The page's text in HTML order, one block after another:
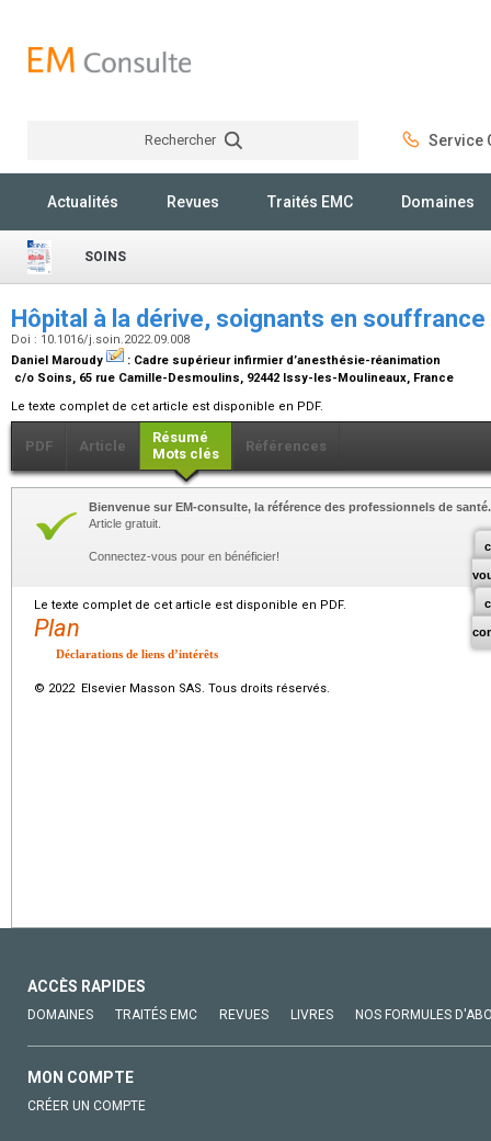
Rechercher Service
Actualités Revues Traités EMC Domaines
SOINS
Hôpital à la dérive, soignants en souffrance
Doi : 10.1016/j.soin.2022.09.008
Daniel Maroudy
: Cadre supérieur infirmier d’anesthésie-réanimation
c/o Soins, 65 rue Camille-Desmoulins, 92442 Issy-les-Moulineaux, France
Le texte complet de cet article est disponible en PDF.
PDF Article
Résumé
Mots clés
Références
Bienvenue sur EM-consulte, la référence des professionnels de santé.
Article gratuit.
Connectez-vous pour en bénéficier!
Le texte complet de cet article est disponible en PDF.
Plan
Déclarations de liens d’intérêts
© 2022 Elsevier Masson SAS. Tous droits réservés.
ACCÈS RAPIDES
DOMAINES TRAITÉS EMC REVUES LIVRES NOS FORMULES
MON COMPTE
CRÉER UN COMPTE